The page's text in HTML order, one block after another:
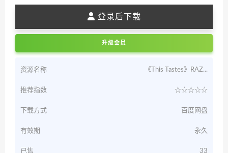
登录后下载
升级会员
资源名称 《This Tastes》RAZ...
推荐指数 ☆☆☆☆☆
下载方式 百度网盘
有效期 永久
已售 33